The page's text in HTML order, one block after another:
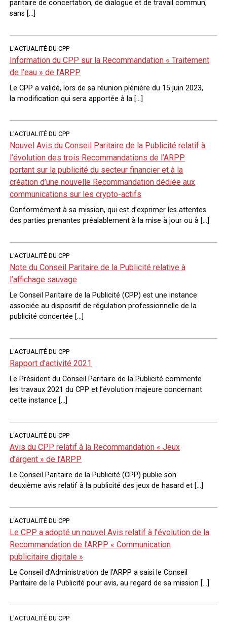
paritaire de concertation, de dialogue et de travail commun,
sans […]
L'ACTUALITÉ DU CPP
Information du CPP sur la Recommandation « Traitement
de l’eau » de l’ARPP
Le CPP a validé, lors de sa réunion plénière du 15 juin 2023,
la modification qui sera apportée à la […]
L'ACTUALITÉ DU CPP
Nouvel Avis du Conseil Paritaire de la Publicité relatif à
l’évolution des trois Recommandations de l’ARPP
portant sur la publicité du secteur financier et à la
création d’une nouvelle Recommandation dédiée aux
communications sur les crypto-actifs
Conformément à sa mission, qui est d’exprimer les attentes
des parties prenantes préalablement à la mise à jour ou à […]
L'ACTUALITÉ DU CPP
Note du Conseil Paritaire de la Publicité relative à
l’affichage sauvage
Le Conseil Paritaire de la Publicité (CPP) est une instance
associée au dispositif de régulation professionnelle de la
publicité concertée […]
L'ACTUALITÉ DU CPP
Rapport d’activité 2021
Le Président du Conseil Paritaire de la Publicité commente
les travaux 2021 du CPP et l’évolution majeure concernant
cette instance […]
L'ACTUALITÉ DU CPP
Avis du CPP relatif à la Recommandation « Jeux
d’argent » de l’ARPP
Le Conseil Paritaire de la Publicité (CPP) publie son
deuxième avis relatif à la publicité des jeux de hasard et […]
L'ACTUALITÉ DU CPP
Le CPP a adopté un nouvel Avis relatif à l’évolution de la
Recommandation de l’ARPP « Communication
publicitaire digitale »
Le Conseil d’Administration de l’ARPP a saisi le Conseil
Paritaire de la Publicité pour avis, au regard de sa mission […]
L'ACTUALITÉ DU CPP